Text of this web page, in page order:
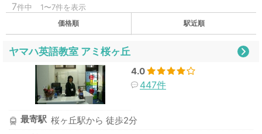
7件中 1〜7件を表示
価格順 駅近順
ヤマハ英語教室 アミ桜ヶ丘
4.0
447件
最寄駅 桜ヶ丘駅から 徒歩2分